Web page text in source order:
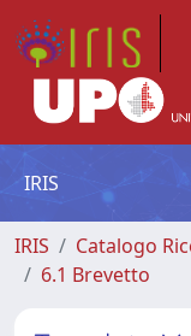
IRIS
IRIS Catalogo
6.1 Brevetto